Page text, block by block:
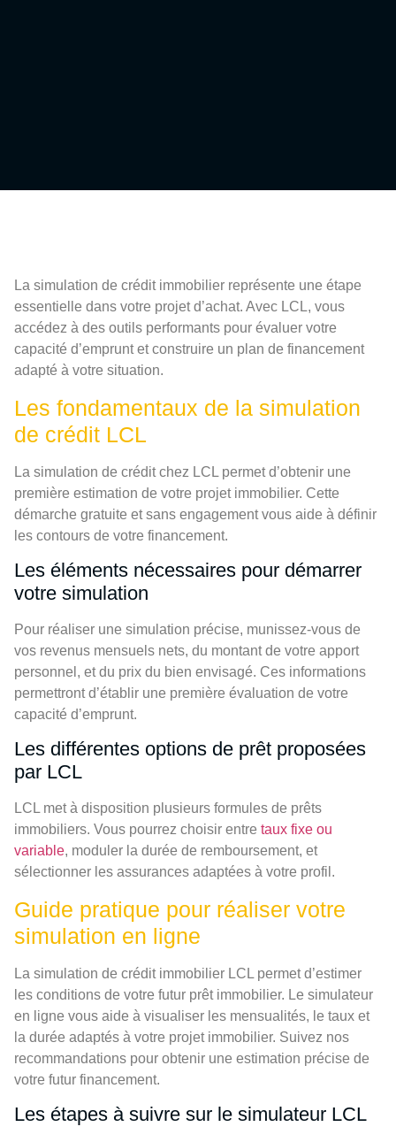
La simulation de crédit immobilier représente une étape
essentielle dans votre projet d’achat. Avec LCL, vous
accédez à des outils performants pour évaluer votre
capacité d’emprunt et construire un plan de financement
adapté à votre situation.
Les fondamentaux de la simulation
de crédit LCL
La simulation de crédit chez LCL permet d’obtenir une
première estimation de votre projet immobilier. Cette
démarche gratuite et sans engagement vous aide à définir
les contours de votre financement.
Les éléments nécessaires pour démarrer
votre simulation
Pour réaliser une simulation précise, munissez-vous de
vos revenus mensuels nets, du montant de votre apport
personnel, et du prix du bien envisagé. Ces informations
permettront d’établir une première évaluation de votre
capacité d’emprunt.
Les différentes options de prêt proposées
par LCL
LCL met à disposition plusieurs formules de prêts
immobiliers. Vous pourrez choisir entre taux fixe ou
variable, moduler la durée de remboursement, et
sélectionner les assurances adaptées à votre profil.
Guide pratique pour réaliser votre
simulation en ligne
La simulation de crédit immobilier LCL permet d’estimer
les conditions de votre futur prêt immobilier. Le simulateur
en ligne vous aide à visualiser les mensualités, le taux et
la durée adaptés à votre projet immobilier. Suivez nos
recommandations pour obtenir une estimation précise de
votre futur financement.
Les étapes à suivre sur le simulateur LCL